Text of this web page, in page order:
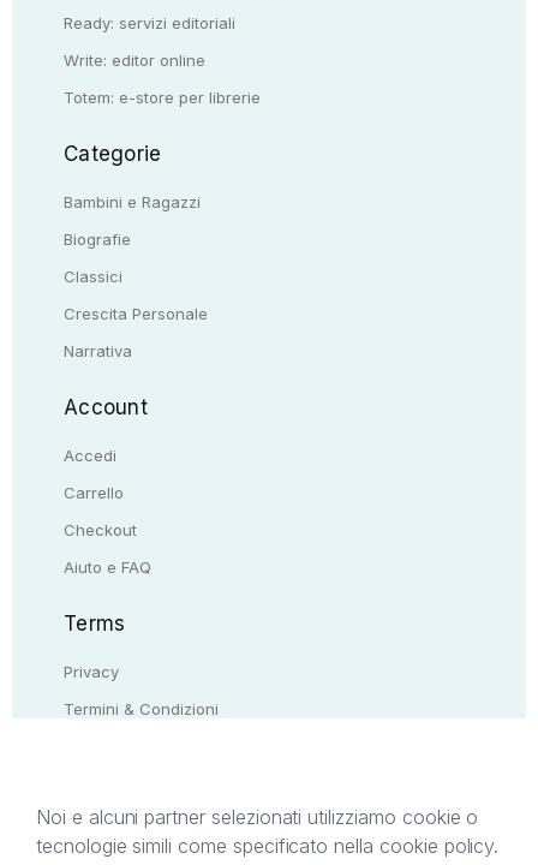
Ready: servizi editoriali
Write: editor online
Totem: e-store per librerie
Categorie
Bambini e Ragazzi
Biografie
Classici
Crescita Personale
Narrativa
Account
Accedi
Carrello
Checkout
Aiuto e FAQ
Terms
Privacy
Termini & Condizioni
Noi e alcuni partner selezionati utilizziamo cookie o
tecnologie simili come specificato nella cookie policy.